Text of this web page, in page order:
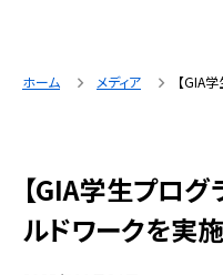
ホーム メディア 【GIA学
【GIA学生プログ
ルドワークを実